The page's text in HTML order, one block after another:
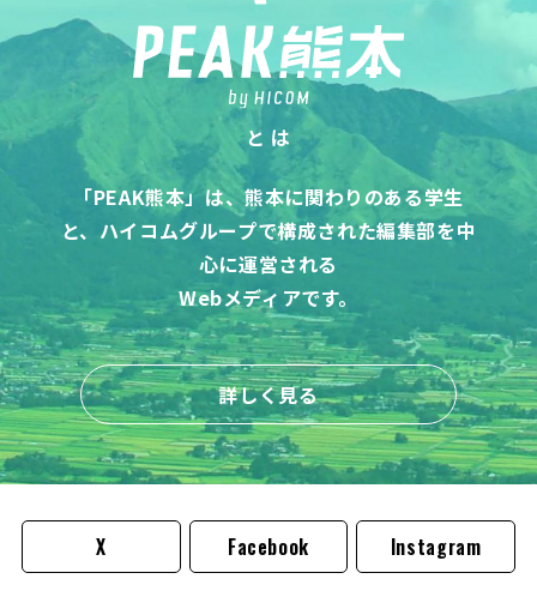
と は
「PEAK熊本」は、熊本に関わりのある学生
と、 ハイコムグループで構成された編集部を中
心に運営される
Webメディアです。
詳しく見る
X Facebook Instagram